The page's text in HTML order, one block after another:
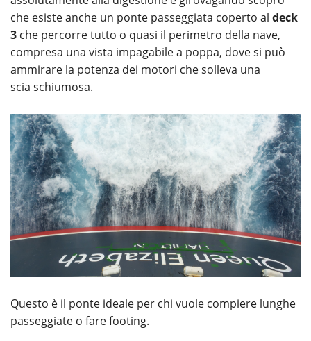
che esiste anche un ponte passeggiata coperto al deck
3 che percorre tutto o quasi il perimetro della nave,
compresa una vista impagabile a poppa, dove si può
ammirare la potenza dei motori che solleva una
scia schiumosa.
Questo è il ponte ideale per chi vuole compiere lunghe
passeggiate o fare footing.